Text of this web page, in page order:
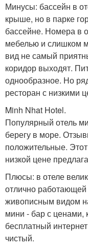
Минусы: бассейн в
крыше, но в парке
бассейне. Номера в
мебелью и слишком
вид не самый
коридор выходят.
однообразное. Но
ресторан с низкими
Minh Nhat Hotel.
Популярный отель
берегу в море.
положительные.
низкой цене
Плюсы: в отеле
отлично
живописным видом
мини - бар с ценами,
бесплатный
чистый.